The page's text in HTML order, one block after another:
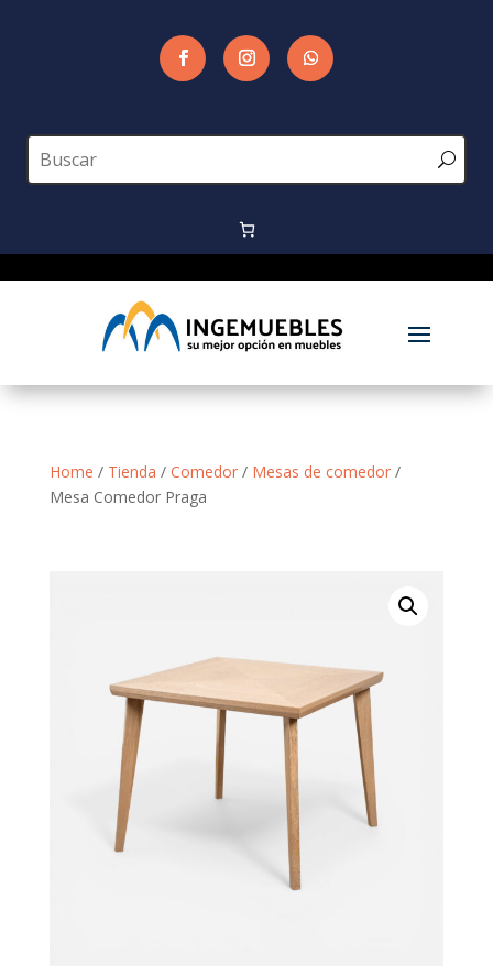
Home / Tienda / Comedor/ Mesas de comedor/
Mesa Comedor Praga